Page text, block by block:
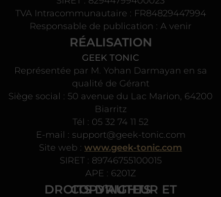
TVA Intracommunautaire : FR84829447994
Responsable de publication : A venir
RÉALISATION
GEEK TONIC
Représentée par M. Yohan Darmayan en sa
qualité de Gérant
Siège social : 50 avenue du Lac Marion, 64200
Biarritz
Tél : 05 32 74 11 52
E-mail : support@geek-tonic.com
Site web : www.geek-tonic.com
SIRET : 89746755100015
APE : 6201Z
DROITS D’AUTEUR ET COPYRIGHTS